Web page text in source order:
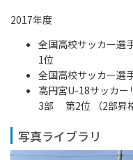
2017年度
全国高校サッカー選
1位
全国高校サッカー選
高円宮U-18サッカ
3部 第2位 （2部昇格
写真ライブラリ